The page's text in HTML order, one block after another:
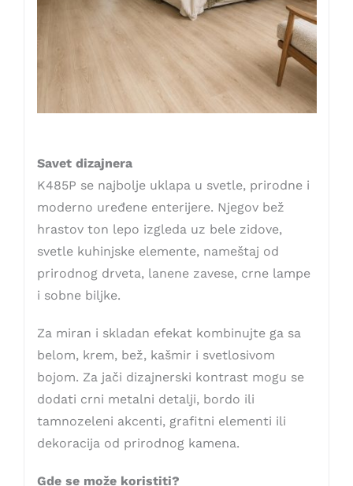
Savet dizajnera
K485P se najbolje uklapa u svetle, prirodne i
moderno uređene enterijere. Njegov bež
hrastov ton lepo izgleda uz bele zidove,
svetle kuhinjske elemente, nameštaj od
prirodnog drveta, lanene zavese, crne lampe
i sobne biljke.
Za miran i skladan efekat kombinujte ga sa
belom, krem, bež, kašmir i svetlosivom
bojom. Za jači dizajnerski kontrast mogu se
dodati crni metalni detalji, bordo ili
tamnozeleni akcenti, grafitni elementi ili
dekoracija od prirodnog kamena.
Gde se može koristiti?